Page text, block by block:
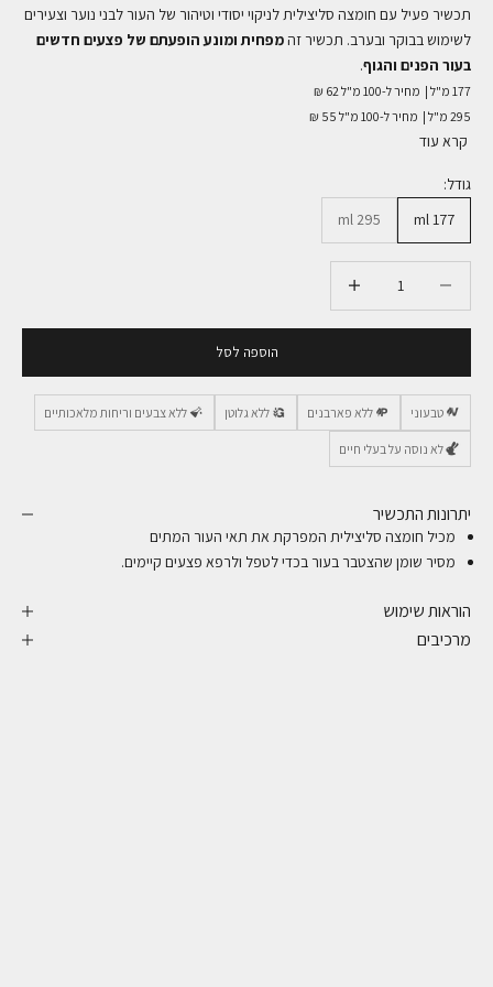
תכשיר פעיל עם חומצה סליצילית לניקוי יסודי וטיהור של העור לבני נוער וצעירים
לשימוש בבוקר ובערב. תכשיר זהמפחית ומונע הופעתם של פצעים חדשים
בעור הפנים והגוף.
177 מ"ל |
מחיר ל-100 מ"ל 62 ₪
295 מ"ל |
מחיר ל-100 מ"ל 55 ₪
קרא עוד
גודל:
177 ml
295 ml
הוספה לסל
טבעוני ללא פארבנים ללא גלוטן ללא צבעים וריחות מלאכותיים
לא נוסה על בעלי חיים
יתרונות התכשיר
מכיל חומצה סליצילית המפרקת את תאי העור המתים
מסיר שומן שהצטבר בעור בכדי לטפל ולרפא פצעים קיימים.
הוראות שימוש
מרכיבים